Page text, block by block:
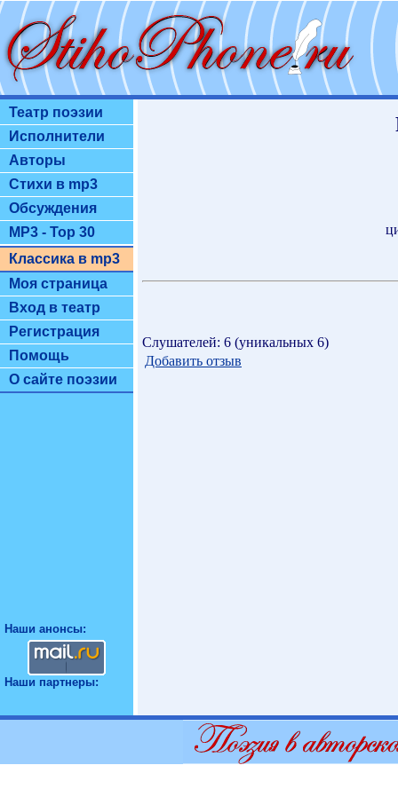
Театр поэзии
Исполнители
Авторы
Стихи в mp3
Обсуждения
MP3 - Top 30
Классика в mp3
Моя страница
Вход в театр
Регистрация
Помощь
О сайте поэзии
Наши анонсы:
Наши партнеры:
Слушателей: 6 (уникальных 6)
Добавить отзыв